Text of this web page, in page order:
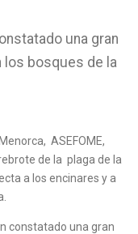
una gran
los bosques de la
ASEFOME,
de la plaga de la
a los encinares y a
constatado una gran